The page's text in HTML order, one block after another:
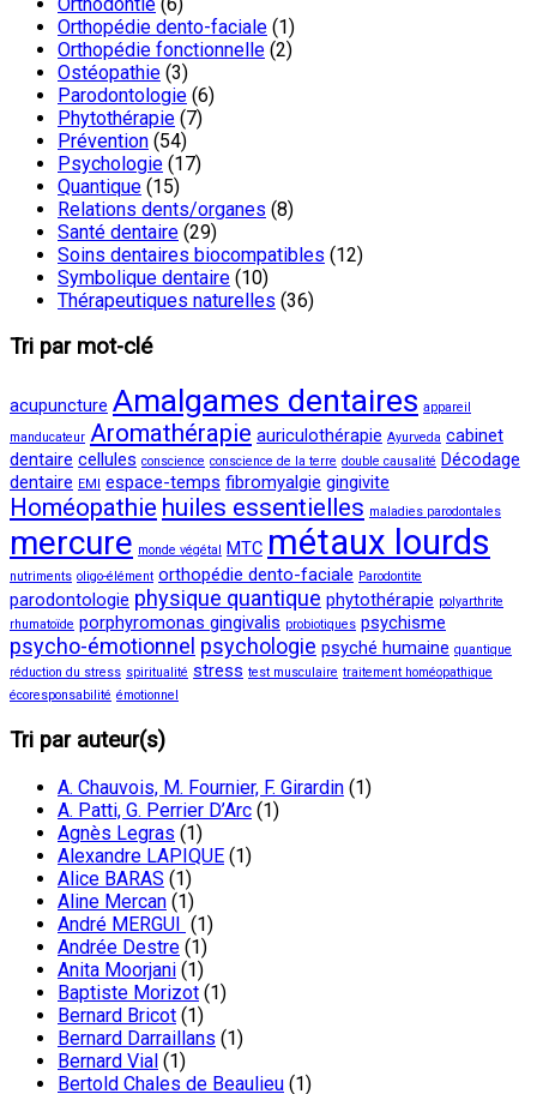
Orthopédie dento-faciale (1)
Orthopédie fonctionnelle (2)
Ostéopathie (3)
Parodontologie (6)
Phytothérapie (7)
Prévention (54)
Psychologie (17)
Quantique (15)
Relations dents/organes (8)
Santé dentaire (29)
Soins dentaires biocompatibles (12)
Symbolique dentaire (10)
Thérapeutiques naturelles (36)
Tri par mot-clé
acupuncture Amalgames dentaires appareil
manducateur Aromathérapie auriculothérapie Ayurveda cabinet
dentaire cellules conscience conscience de la terre double causalité Décodage
dentaire EMI espace-temps fibromyalgie gingivite
Homéopathie huiles essentielles maladies parodontales
mercure monde végétal MTC métaux lourds
nutriments oligo-élément orthopédie dento-faciale Parodontite
parodontologie physique quantique phytothérapie polyarthrite
rhumatoïde porphyromonas gingivalis probiotiques psychisme
psycho-émotionnel psychologie psyché humaine quantique
réduction du stress spiritualité stress test musculaire traitement homéopathique
écoresponsabilité émotionnel
Tri par auteur(s)
A. Chauvois, M. Fournier, F. Girardin (1)
A. Patti, G. Perrier D’Arc (1)
Agnès Legras (1)
Alexandre LAPIQUE (1)
Alice BARAS (1)
Aline Mercan (1)
André MERGUI (1)
Andrée Destre (1)
Anita Moorjani (1)
Baptiste Morizot (1)
Bernard Bricot (1)
Bernard Darraillans (1)
Bernard Vial (1)
Bertold Chales de Beaulieu (1)